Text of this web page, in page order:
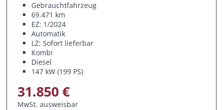
Gebrauchtfahrzeug
69.471 km
EZ: 1/2024
Automatik
LZ: Sofort lieferbar
Kombi
Diesel
147 kW (199 PS)
31.850 €
MwSt. ausweisbar